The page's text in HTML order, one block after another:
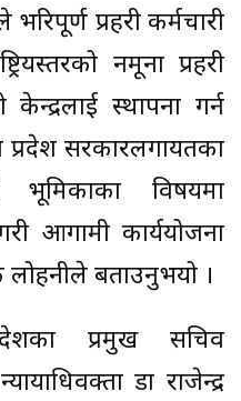
प्रहरी कर्मचारी
नमूना प्रहरी
स्थापना गर्न
प्रदेश सरकारलगायतका
भूमिकाका विषयमा
आगामी कार्ययोजना
लोहनीले बताउनुभयो ।
प्रमुख सचिव
डा राजेन्द्र